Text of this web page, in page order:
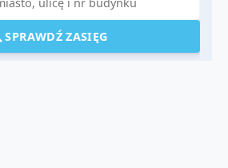
SPRAWDŹ ZASIĘG